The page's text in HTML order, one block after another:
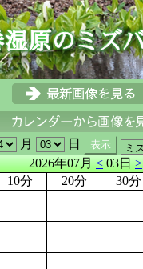
月
日
2026年07月<03日>
10分 20分 30分